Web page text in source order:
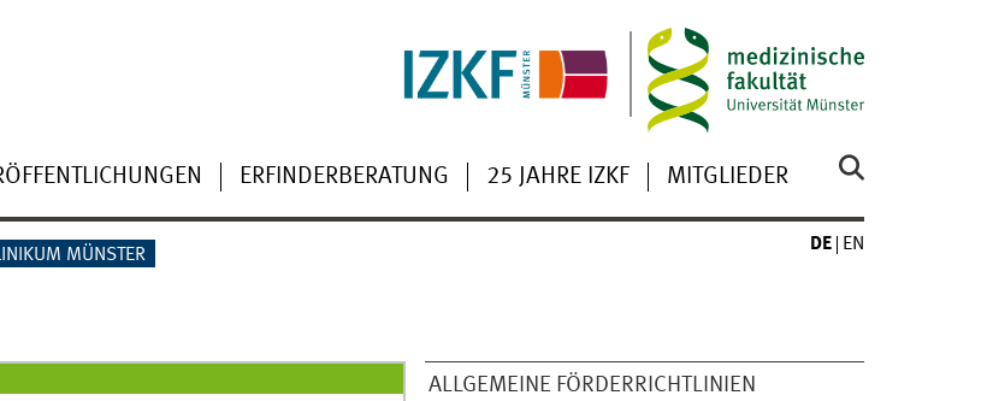
ERFINDERBERATUNG 25 JAHRE IZKF MITGLIEDER
MÜNSTER
DE EN
ALLGEMEINE FÖRDERRICHTLINIEN